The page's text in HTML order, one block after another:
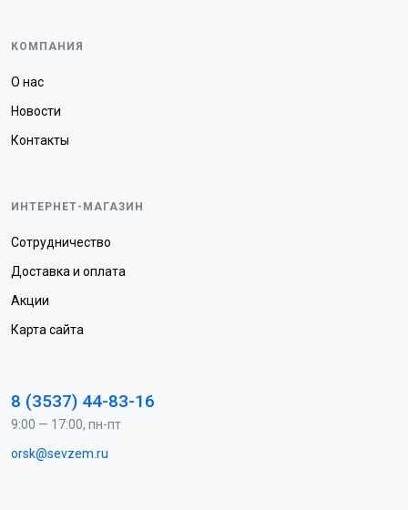
КОМПАНИЯ
О нас
Новости
Контакты
ИНТЕРНЕТ-МАГАЗИН
Сотрудничество
Доставка и оплата
Акции
Карта сайта
8 (3537) 44-83-16
9:00 — 17:00, пн-пт
orsk@sevzem.ru